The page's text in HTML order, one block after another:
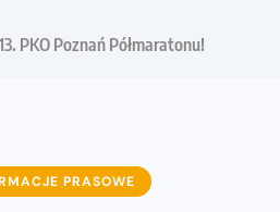
PKO Poznań Półmaratonu!
PRASOWE